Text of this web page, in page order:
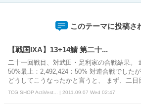
このテーマに投稿さ
【戦国IXA】13+14鯖 第二十...
二十一回戦目、対武田・足利家の合戦結果。
50%最上：2,492,424：50% 対連合戦でした
どうしてこうなったかと言うと、 まず、二日
TCG SHOP ActiVest... | 2011.09.07 Wed 02:47